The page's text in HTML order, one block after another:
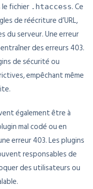
fichier .htaccess. Ce
de réécriture d’URL,
du serveur. Une erreur
des erreurs 403.
de sécurité ou
empêchant même
également être à
mal codé ou en
erreur 403. Les plugins
responsables de
des utilisateurs ou